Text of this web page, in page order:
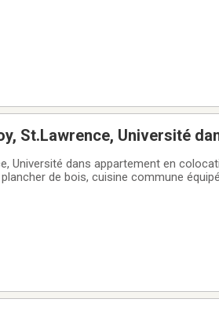
St.Lawrence, Université
au 2ième étage,
Université dans appartement en
de bois, cuisine commune